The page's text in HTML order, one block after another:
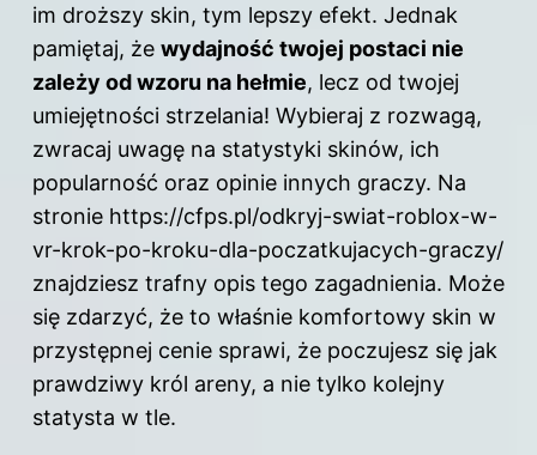
im droższy skin, tym lepszy efekt. Jednak
pamiętaj, że wydajność twojej postaci nie
zależy od wzoru na hełmie, lecz od twojej
umiejętności strzelania! Wybieraj z rozwagą,
zwracaj uwagę na statystyki skinów, ich
popularność oraz opinie innych graczy. Na
stronie https://cfps.pl/odkryj-swiat-roblox-w-
vr-krok-po-kroku-dla-poczatkujacych-graczy/
znajdziesz trafny opis tego zagadnienia. Może
się zdarzyć, że to właśnie komfortowy skin w
przystępnej cenie sprawi, że poczujesz się jak
prawdziwy król areny, a nie tylko kolejny
statysta w tle.